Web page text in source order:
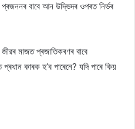
বাবে আন উদ্ভিদৰ ওপৰত নিৰ্ভৰ
মাজত প্ৰজাতিকৰণৰ বাবে
কাৰক হ’ব পাৰেনে? যদি পাৰে কিয়